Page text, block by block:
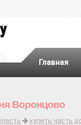
Главная
Воронцово
купить часть